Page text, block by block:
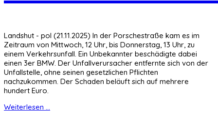
Landshut - pol (21.11.2025) In der Porschestraße kam es im
Zeitraum von Mittwoch, 12 Uhr, bis Donnerstag, 13 Uhr, zu
einem Verkehrsunfall. Ein Unbekannter beschädigte dabei
einen 3er BMW. Der Unfallverursacher entfernte sich von der
Unfallstelle, ohne seinen gesetzlichen Pflichten
nachzukommen. Der Schaden beläuft sich auf mehrere
hundert Euro.
Weiterlesen ...